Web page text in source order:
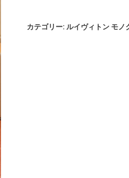
ト
カテゴリー: ルイヴィトン モノ